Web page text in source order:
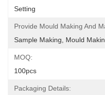
Setting
Provide Mould Making And
Sample Making, Mould
MOQ:
100pcs
Packaging Details: